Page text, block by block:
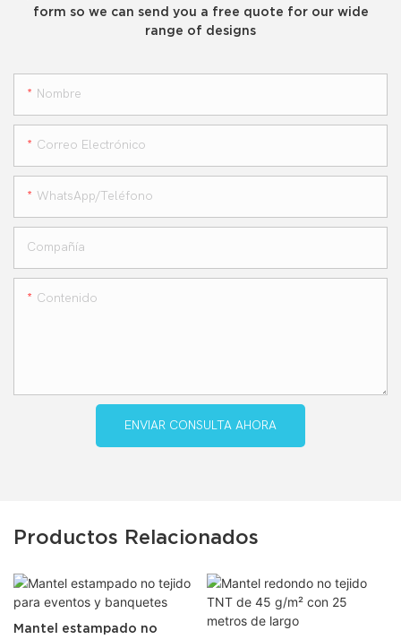
form so we can send you a free quote for our wide
range of designs
Nombre
Correo Electrónico
WhatsApp/teléfono
Compañía
Contenido
ENVIAR CONSULTA AHORA
Productos Relacionados
Mantel estampado no